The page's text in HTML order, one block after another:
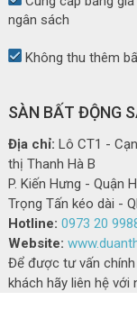
ngân sách
Không thu thêm
SÀN BẤT ĐỘNG
Địa chỉ: Lô CT1 -
thị Thanh Hà B
P. Kiến Hưng - Quận
Trọng Tấn kéo dài -
Hotline: 0973 20
Website:
Để được tư vấn
khách hãy liên hệ với